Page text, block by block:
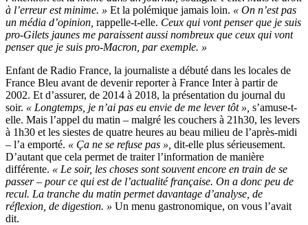
à l’erreur est minime. » Et la polémique jamais loin. « On n’est pas
un média d’opinion, rappelle-t-elle. Ceux qui vont penser que je suis
pro-Gilets jaunes me paraissent aussi nombreux que ceux qui vont
penser que je suis pro-Macron, par exemple. »
Enfant de Radio France, la journaliste a débuté dans les locales de
France Bleu avant de devenir reporter à France Inter à partir de
2002. Et d’assurer, de 2014 à 2018, la présentation du journal du
soir. « Longtemps, je n’ai pas eu envie de me lever tôt », s’amuse-t-
elle. Mais l’appel du matin – malgré les couchers à 21h30, les levers
à 1h30 et les siestes de quatre heures au beau milieu de l’après-midi
– l’a emporté. « Ça ne se refuse pas », dit-elle plus sérieusement.
D’autant que cela permet de traiter l’information de manière
différente. « Le soir, les choses sont souvent encore en train de se
passer – pour ce qui est de l’actualité française. On a donc peu de
recul. La tranche du matin permet davantage d’analyse, de
réflexion, de digestion. » Un menu gastronomique, on vous l’avait
dit.